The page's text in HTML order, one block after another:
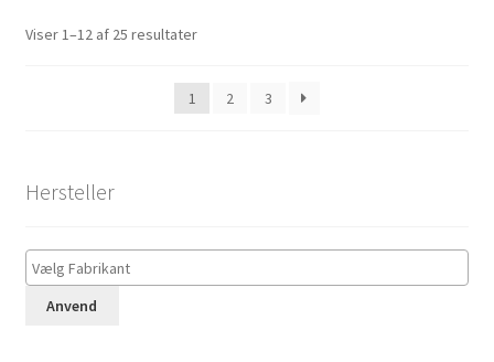
Viser 1–12 af 25 resultater
1 2 3
Hersteller
Anvend